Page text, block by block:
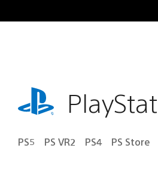
al
playstation.com
PS5 PS VR2 PS4 PS Store